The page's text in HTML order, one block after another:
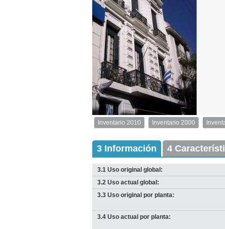
Inventario
Exterior
imagen
original
Inventario 2010
de 3
Inventario 2000
3 Información 4
3.1 Uso original global:
3.2 Uso actual global:
3.3 Uso original por planta:
3.4 Uso actual por planta: